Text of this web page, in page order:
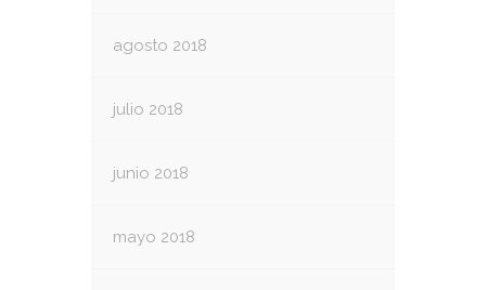
agosto 2018
julio 2018
junio 2018
mayo 2018